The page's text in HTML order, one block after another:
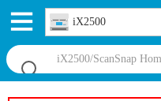
iX2500